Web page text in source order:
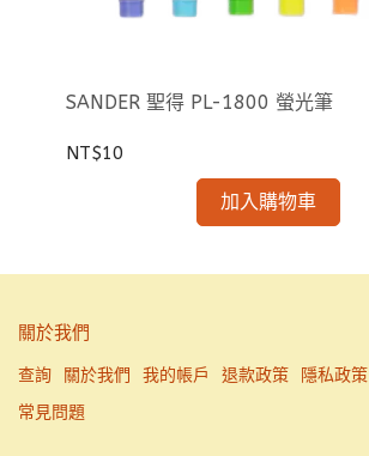
SANDER 聖得 PL-1800 螢光筆
NT$10
加入購物車
關於我們
查詢 關於我們 我的帳戶 退款政策 隱私政策
常見問題